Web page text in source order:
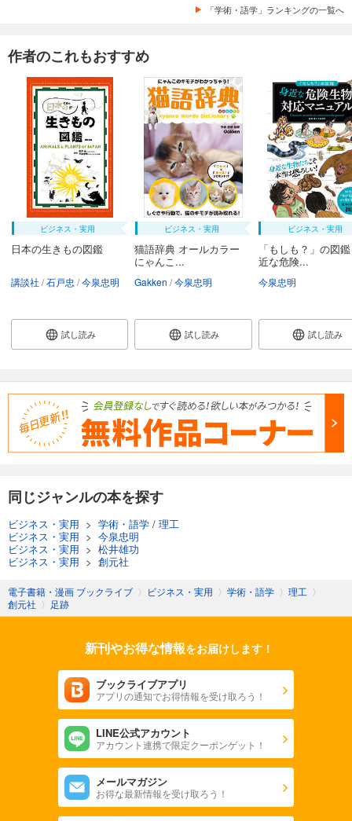
「学術・語学」ランキングの一覧へ
作者のこれもおすすめ
ビジネス・実用
日本の生きもの図鑑
講談社 石戸忠 今泉忠明
試し読み
ビジネス・実用
猫語辞典 オールカラー
にゃんこ...
Gakken 今泉忠明
試し読み
ビジネス・実用
「もしも？」の図
近な危険...
今泉忠明
試し読み
同じジャンルの本を探す
ビジネス・実用 > 学術・語学 / 理工
ビジネス・実用 > 今泉忠明
ビジネス・実用 > 松井雄功
ビジネス・実用 > 創元社
電子書籍・漫画 ブックライブ 〉 ビジネス・実用 〉 学術・語学 〉 理工 〉
創元社 〉 足跡
新刊やお得な情報をお届けします！
ブックライブアプリ
アプリの通知でお得情報を受け取ろう！
LINE公式アカウント
アカウント連携で限定クーポンゲット！
メールマガジン
お得な最新情報を受け取ろう！